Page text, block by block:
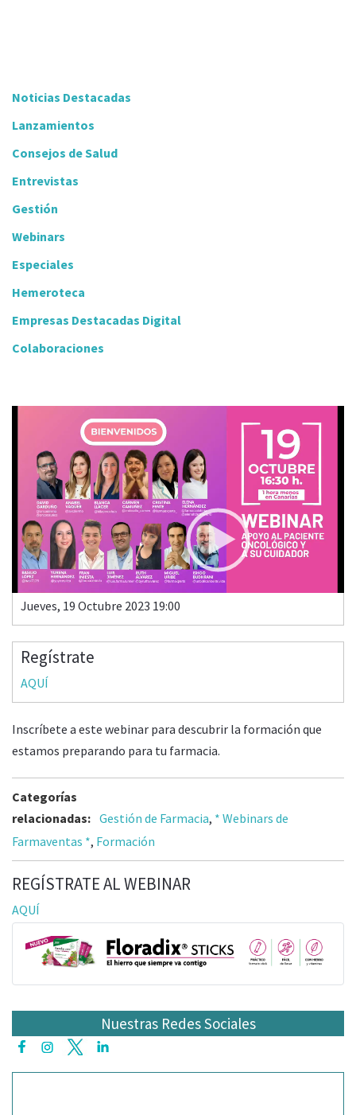
Noticias Destacadas
Lanzamientos
Consejos de Salud
Entrevistas
Gestión
Webinars
Especiales
Hemeroteca
Empresas Destacadas Digital
Colaboraciones
FARMACIA ONCOLÓGICA - Especial día Mundial del Cáncer
de Mama
Jueves, 19 Octubre 2023 19:00
Regístrate
AQUÍ
00:00
Inscríbete a este webinar para descubrir la formación que
estamos preparando para tu farmacia.
Categorías
relacionadas: Gestión de Farmacia, * Webinars de
Farmaventas *, Formación
REGÍSTRATE AL WEBINAR
AQUÍ
Nuestras Redes Sociales